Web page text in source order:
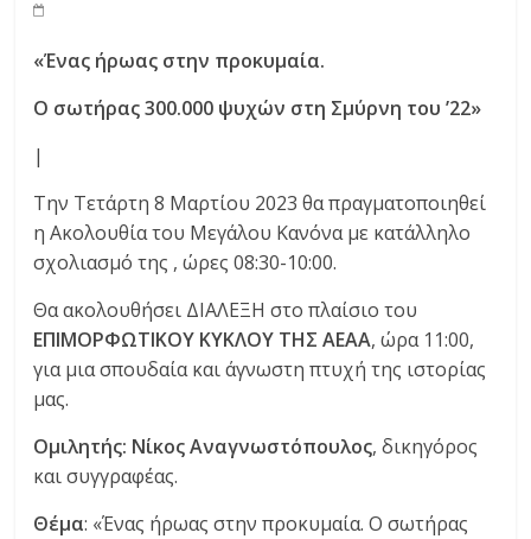
«Ένας ήρωας στην προκυμαία.
Ο σωτήρας 300.000 ψυχών στη Σμύρνη του ’22»
|
Την Τετάρτη 8 Μαρτίου 2023 θα πραγματοποιηθεί
η Ακολουθία του Μεγάλου Κανόνα με κατάλληλο
σχολιασμό της , ώρες 08:30-10:00.
Θα ακολουθήσει ΔΙΑΛΕΞΗ στο πλαίσιο του
ΕΠΙΜΟΡΦΩΤΙΚΟΥ ΚΥΚΛΟΥ ΤΗΣ ΑΕΑΑ, ώρα 11:00,
για μια σπουδαία και άγνωστη πτυχή της ιστορίας
μας.
Ομιλητής: Νίκος Αναγνωστόπουλος, δικηγόρος
και συγγραφέας.
Θέμα: «Ένας ήρωας στην προκυμαία. Ο σωτήρας